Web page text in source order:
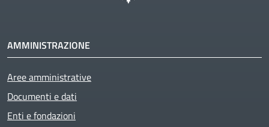
AMMINISTRAZIONE
Aree amministrative
Documenti e dati
Enti e fondazioni